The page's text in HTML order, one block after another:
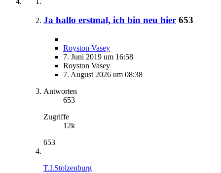
Ja hallo erstmal, ich bin neu hier 653
Royston Vasey
7. Juni 2019 um 16:58
Royston Vasey
7. August 2026 um 08:38
Antworten
653
Zugriffe
12k
653
T.I.Stolzenburg